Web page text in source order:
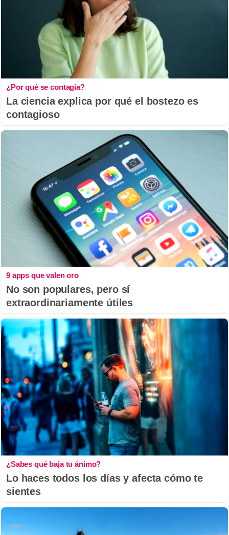
¿Por qué se contagia?
La ciencia explica por qué el bostezo es
contagioso
9 apps que valen oro
No son populares, pero sí
extraordinariamente útiles
¿Sabes qué baja tu ánimo?
Lo haces todos los días y afecta cómo te
sientes